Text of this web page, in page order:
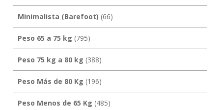
Minimalista (Barefoot) (66)
Peso 65 a 75 kg (795)
Peso 75 kg a 80 kg (388)
Peso Más de 80 Kg (196)
Peso Menos de 65 Kg (485)